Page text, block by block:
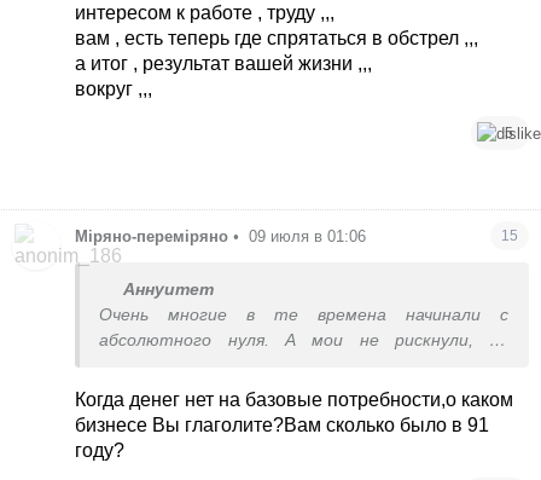
интересом к работе , труду ,,,
вам , есть теперь где спрятаться в обстрел ,,,
а итог , результат вашей жизни ,,,
вокруг ,,,
5
Міряно-переміряно • 09 июля в 01:06 15
Аннуитет
Очень многие в те времена начинали с
абсолютного нуля. А мои не рискнули, не
Когда денег нет на базовые потребности,о каком
бизнесе Вы глаголите?Вам сколько было в 91
году?